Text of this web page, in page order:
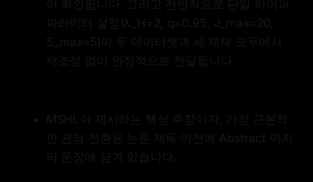
이 확인됩니다. 그리고 전반적으로 단일 하이퍼
파라미터 설정(λ_H=2, q=0.95, J_max=20,
S_max=5)이 두 데이터셋과 세 체제 모두에서
재조정 없이 안정적으로 전달됩니다.
MSHL이 제시하는 핵심 주장이자, 가장 근본적
인 관점 전환은 논문 제목 이전에 Abstract 마지
막 문장에 담겨 있습니다.